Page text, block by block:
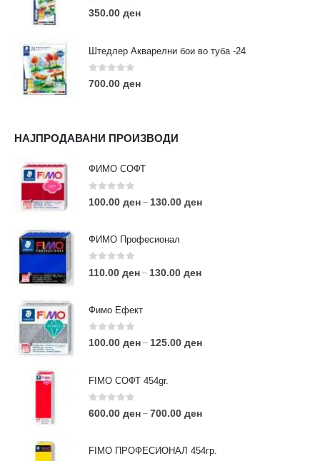
0out of 5
350.00 ден
Штедлер Акварелни бои во туба -24
0out of 5
700.00 ден
НАЈПРОДАВАНИ ПРОИЗВОДИ
ФИМО СОФТ
0 out of 5
100.00 ден – 130.00 ден
ФИМО Професионал
0 out of 5
110.00 ден – 130.00 ден
Фимо Ефект
0 out of 5
100.00 ден – 125.00 ден
FIMO СОФТ 454gr.
0out of 5
600.00 ден – 700.00 ден
FIMO ПРОФЕСИОНАЛ 454гр.